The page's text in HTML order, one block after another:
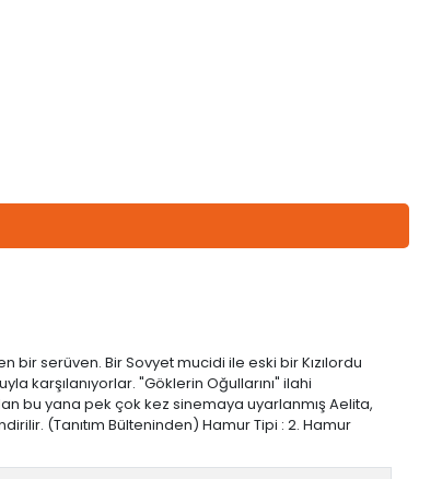
bir serüven. Bir Sovyet mucidi ile eski bir Kızılordu
karşılanıyorlar. "Göklerin Oğullarını" ilahi
bu yana pek çok kez sinemaya uyarlanmış Aelita,
(Tanıtım Bülteninden) Hamur Tipi : 2. Hamur